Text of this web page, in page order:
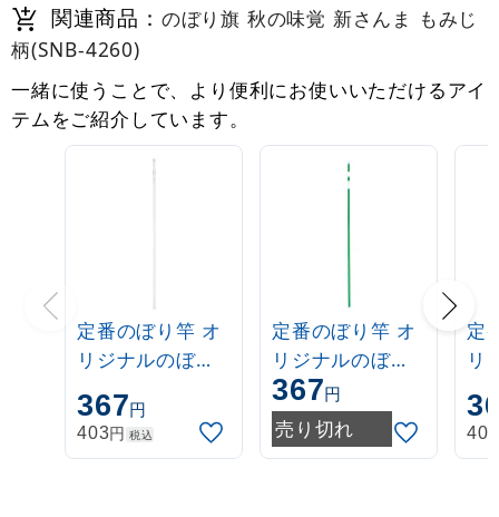
関連商品： のぼり旗 秋の味覚 新さんま もみじ
柄(SNB-4260)
一緒に使うことで、より便利にお使いいただけるアイ
テムをご紹介しています。
定番のぼり竿 オ
リジナルのぼり
ポール 1.6～3m
伸縮式 白
(30537***)
367円
403円 税込
定番のぼり竿 オ
リジナルのぼり
ポール 1.6～3m
伸縮式 緑
(30537GRN)
367円
売り切れ
定
リ
ポ
伸
403